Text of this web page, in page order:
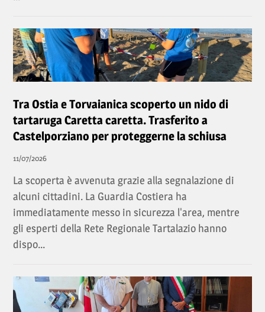
Tra Ostia e Torvaianica scoperto un nido di
tartaruga Caretta caretta. Trasferito a
Castelporziano per proteggerne la schiusa
11/07/2026
La scoperta è avvenuta grazie alla segnalazione di
alcuni cittadini. La Guardia Costiera ha
immediatamente messo in sicurezza l'area, mentre
gli esperti della Rete Regionale Tartalazio hanno
dispo...